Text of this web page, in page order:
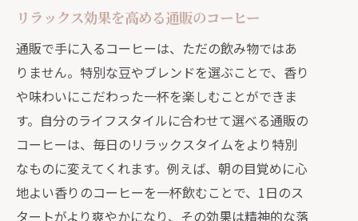
リラックス効果を高める通販のコーヒー
通販で手に入るコーヒーは、ただの飲み物ではあ
りません。特別な豆やブレンドを選ぶことで、香り
や味わいにこだわった一杯を楽しむことができま
す。自分のライフスタイルに合わせて選べる通販の
コーヒーは、毎日のリラックスタイムをより特別
なものに変えてくれます。例えば、朝の目覚めに心
地よい香りのコーヒーを一杯飲むことで、1日のス
タートがより爽やかになり、その効果は精神的な落